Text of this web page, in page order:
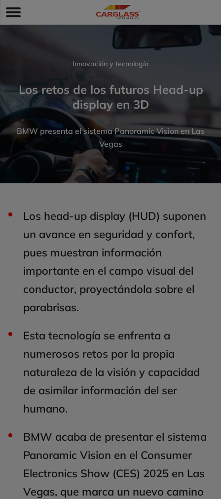
Pasar
contenido
Toggle
Innovación y tecnología
Los retos de los futuros Head-up
display en 3D
BMW presenta el sistema Panoramic Vision en Las
Vegas
Los head-up display (HUD) suponen
un avance en seguridad y confort,
pues muestran información
importante en el campo visual del
conductor, proyectándola sobre el
parabrisas.
Esta tecnología se enfrenta a
numerosos retos por la propia
naturaleza de la visión y capacidad
de asimilar información del ser
humano.
BMW acaba de presentar el sistema
Panoramic Vision en el Consumer
Electronics Show (CES) 2025 en Las
Vegas, que marca un nuevo camino